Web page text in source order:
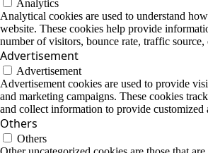
Analytics
Analytical cookies are used to understand
website. These cookies help provide
number of visitors, bounce rate, traffic source,
Advertisement
Advertisement
Advertisement cookies are used to provide
and marketing campaigns. These cookies
and collect information to provide customized
Others
Others